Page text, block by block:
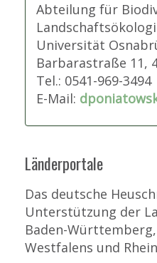
Abteilung für
Universität
Barbarastraße 11,
Tel.: 0541-969-3494
E-Mail:
Länderportale
Das deutsche
Unterstützung der
Baden-
Westfalens und